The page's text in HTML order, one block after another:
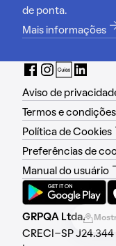
de ponta.
Mais informações
Aviso de
Termos e
Política de Cookies
Preferências de
Manual do usuário
GRPQA Ltda.
CRECI-SP J24.344